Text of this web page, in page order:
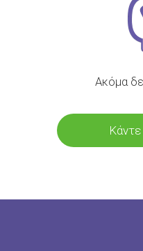
Ακόμα